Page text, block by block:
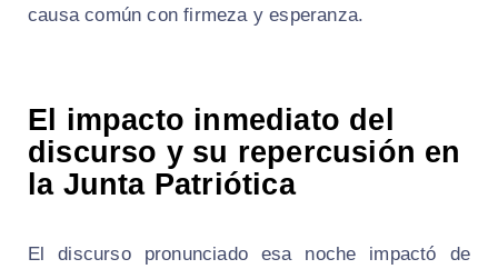
causa común con firmeza y esperanza.
El impacto inmediato del
discurso y su repercusión en
la Junta Patriótica
El discurso pronunciado esa noche impactó de